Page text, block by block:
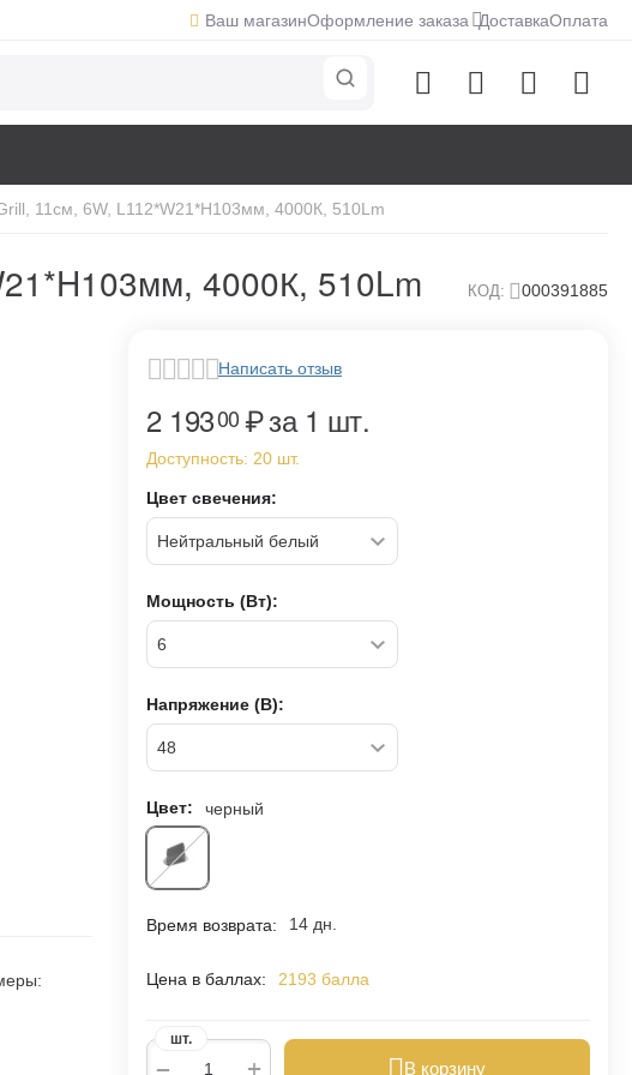
Ваш магазинОформление заказа ДоставкаОплата
11см, 6W, L112*W21*H103мм, 4000К, 510Lm
4000К, 510Lm КОД: 000391885
Написать отзыв
2 19300₽за 1 шт.
Доступность: 20 шт.
Цвет свечения:
Мощность (Вт):
Напряжение (В):
Цвет: черный
Время возврата: 14 дн.
Цена в баллах: 2193 балла
+
−
шт.
В корзину